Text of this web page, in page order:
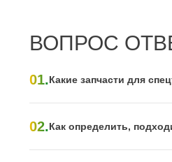
ВОПРОС
01.Какие запчасти для
02.Как определить,